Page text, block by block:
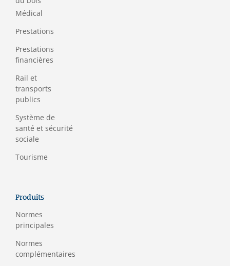
Médical
Prestations
Prestations
financières
Rail et
transports
publics
Système de
santé et sécurité
sociale
Tourisme
Produits
Normes
principales
Normes
complémentaires